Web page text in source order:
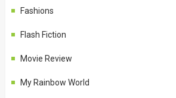
Fashions
Flash Fiction
Movie Review
My Rainbow World